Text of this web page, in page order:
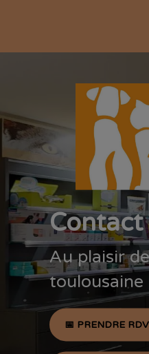
Contact
Au plaisir
toulousaine
📅 PRENDRE